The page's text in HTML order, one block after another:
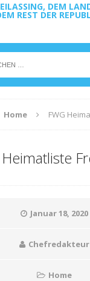
DEM
REST DER
Home FWG
Januar 18, 2020
Chefredakteur
Home